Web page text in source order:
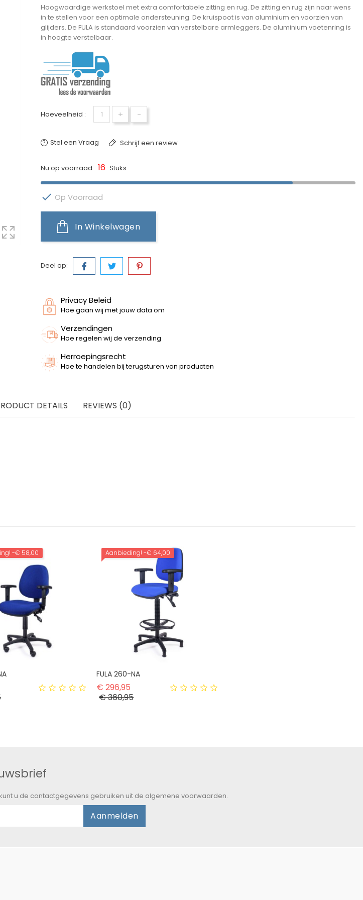
Hoogwaardige werkstoel met extra comfortabele zitting en rug. De zitting en rug zijn naar wens
in te stellen voor een optimale ondersteuning. De kruispoot is van aluminium en voorzien van
glijders. De FULA is standaard voorzien van verstelbare armleggers. De aluminium voetenring is
in hoogte verstelbaar.
Hoeveelheid : + -
Stel een Vraag Schrijf een review
Nu op voorraad: 16 Stuks
 Op Voorraad
In Winkelwagen
Deel op:
Privacy Beleid
Hoe gaan wij met jouw data om
Verzendingen
Hoe regelen wij de verzending
Herroepingsrecht
Hoe te handelen bij terugsturen van producten
DETAILS REVIEWS (0)
-€ 58,00
prijs
Prijs
Aanbieding!-€ 64,00
FULA 260-NA
€ 296,95 Normale prijs
€ 360,95Prijs
u de contactgegevens gebruiken uit de algemene voorwaarden.
Aanmelden